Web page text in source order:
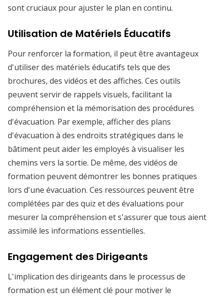
sont cruciaux pour ajuster le plan en continu.
Utilisation de Matériels Éducatifs
Pour renforcer la formation, il peut être avantageux
d'utiliser des matériels éducatifs tels que des
brochures, des vidéos et des affiches. Ces outils
peuvent servir de rappels visuels, facilitant la
compréhension et la mémorisation des procédures
d'évacuation. Par exemple, afficher des plans
d'évacuation à des endroits stratégiques dans le
bâtiment peut aider les employés à visualiser les
chemins vers la sortie. De même, des vidéos de
formation peuvent démontrer les bonnes pratiques
lors d'une évacuation. Ces ressources peuvent être
complétées par des quiz et des évaluations pour
mesurer la compréhension et s'assurer que tous aient
assimilé les informations essentielles.
Engagement des Dirigeants
L'implication des dirigeants dans le processus de
formation est un élément clé pour motiver le